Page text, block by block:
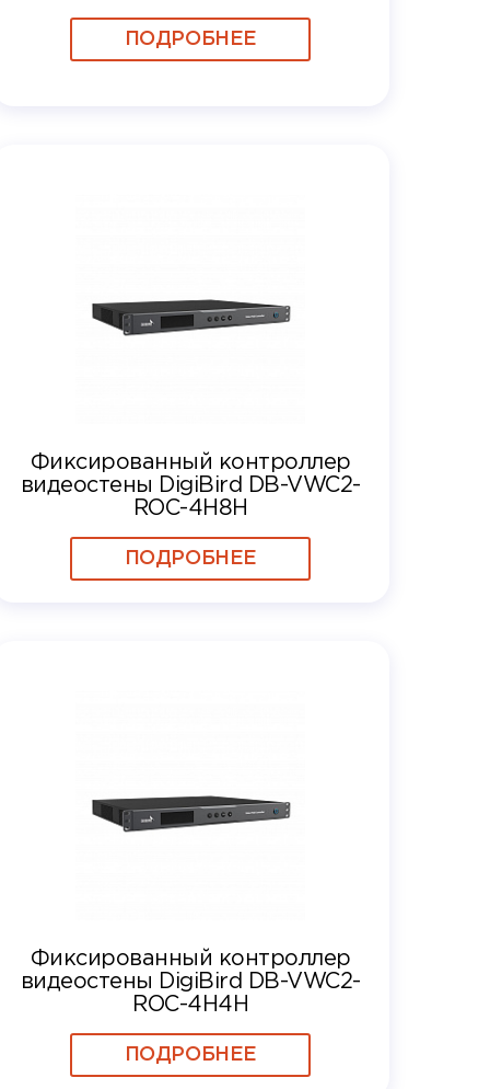
ПОДРОБНЕЕ
Фиксированный контроллер
видеостены DigiBird DB-VWC2-
ROC-4H8H
ПОДРОБНЕЕ
Фиксированный контроллер
видеостены DigiBird DB-VWC2-
ROC-4H4H
ПОДРОБНЕЕ